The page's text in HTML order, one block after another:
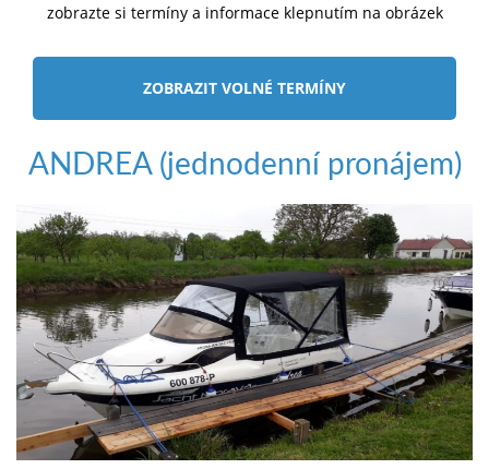
zobrazte si termíny a informace klepnutím na obrázek
ZOBRAZIT VOLNÉ TERMÍNY
ANDREA (jednodenní pronájem)